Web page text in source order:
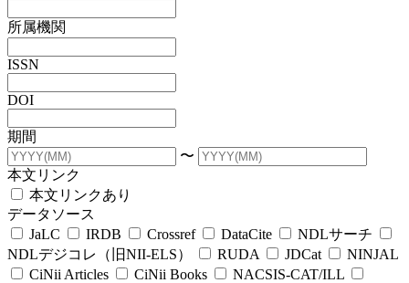
所属機関
ISSN
DOI
期間
〜
本文リンク
本文リンクあり
データソース
JaLC
IRDB Crossref DataCite
NDLサーチ
NDLデジコレ（旧NII-ELS）
RUDA JDCat
NINJAL
CiNii Articles
CiNii Books
NACSIS-CAT/ILL